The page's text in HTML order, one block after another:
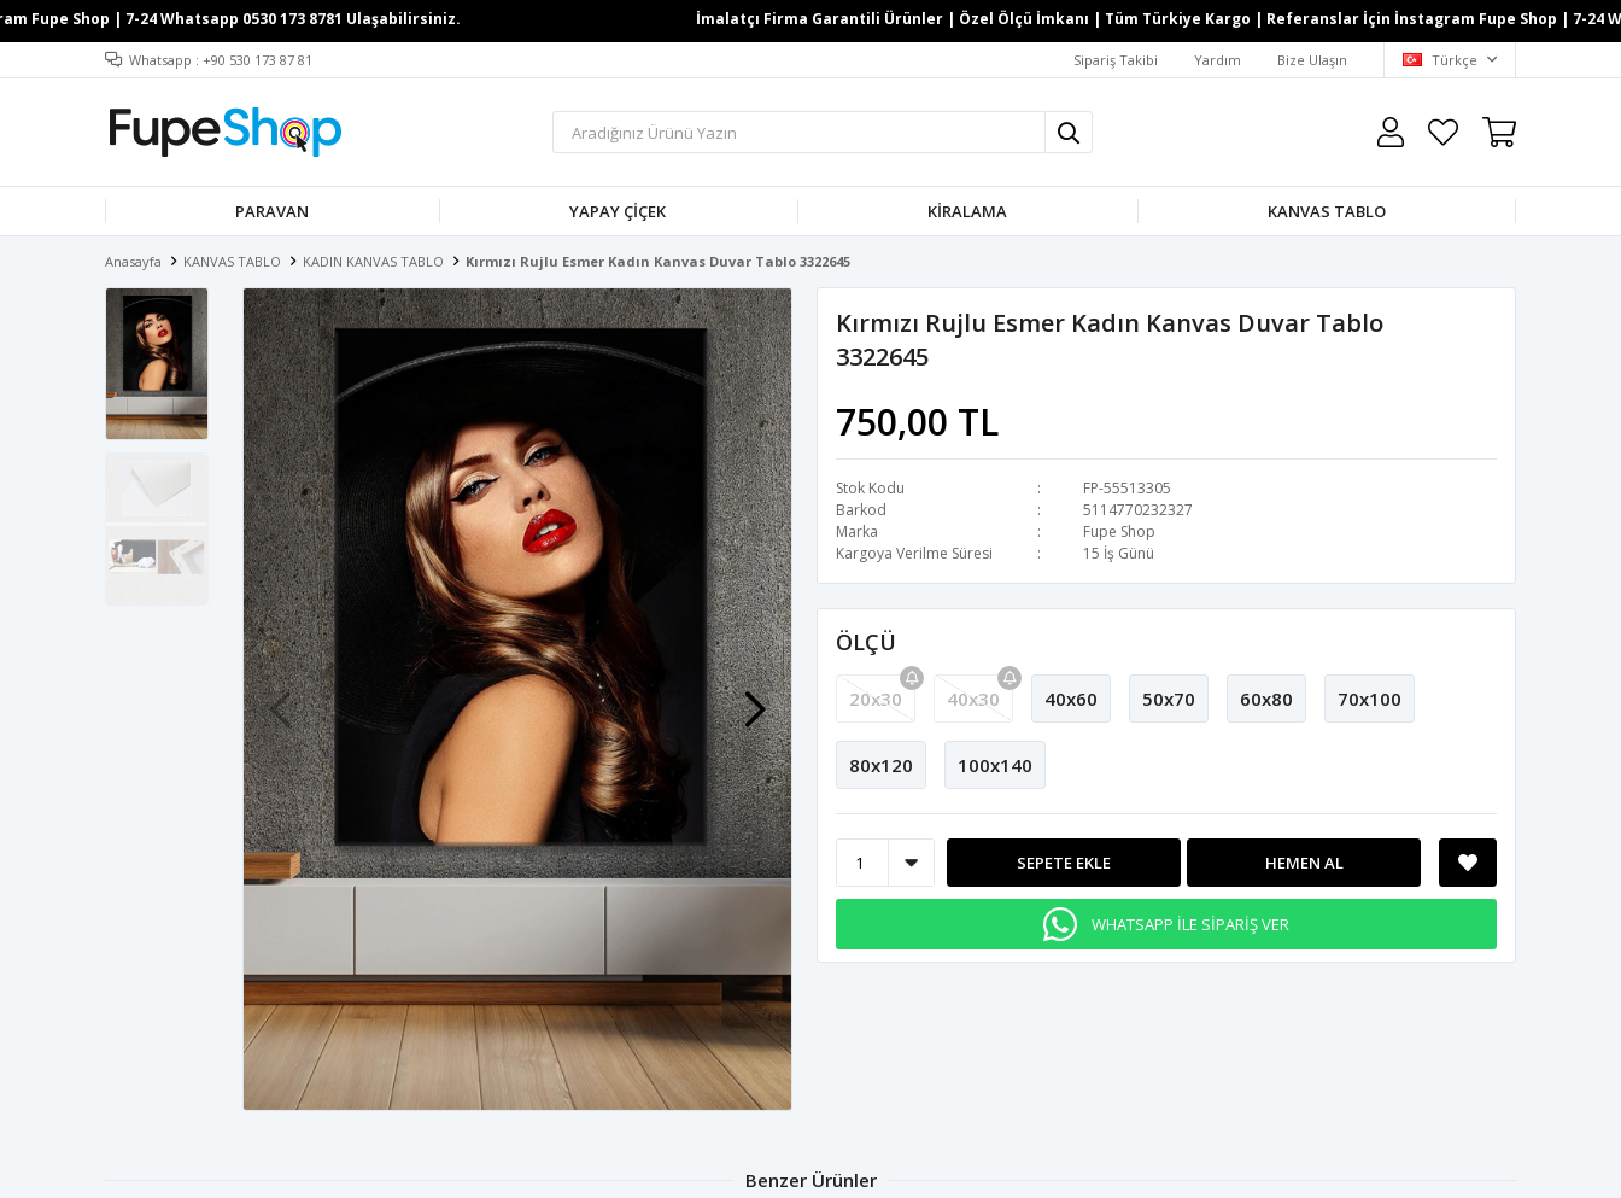
İmalatçı Firma Garantili Ürünler | Özel Ölçü İmkanı | Tüm Türkiye Kargo | Referanslar İçin İnstagram Fupe Shop | 7-24
Whatsapp : +90 530 173 87 81 Sipariş Takibi Yardım Bize Ulaşın Türkçe
PARAVAN YAPAY ÇİÇEK KİRALAMA KANVAS TABLO
Anasayfa KANVAS TABLO KADIN KANVAS TABLO Kırmızı Rujlu Esmer Kadın Kanvas Duvar Tablo 3322645
Kırmızı Rujlu Esmer Kadın Kanvas Duvar Tablo
3322645
750,00 TL
Stok Kodu
FP-55513305
Barkod
5114770232327
Marka
Fupe Shop
Kargoya Verilme Süresi
15 İş Günü
ÖLÇÜ
20x30 40x30 40x60 50x70 60x80 70x100
80x120 100x140
SEPETE EKLE HEMEN AL
WHATSAPP İLE SİPARİŞ VER
Benzer Ürünler